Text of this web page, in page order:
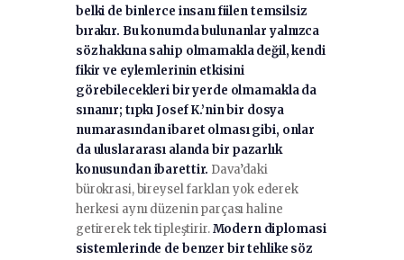
belki de binlerce insanı fiilen temsilsiz
bırakır. Bu konumda bulunanlar yalnızca
söz hakkına sahip olmamakla değil, kendi
fikir ve eylemlerinin etkisini
görebilecekleri bir yerde olmamakla da
sınanır; tıpkı Josef K.’nin bir dosya
numarasından ibaret olması gibi, onlar
da uluslararası alanda bir pazarlık
konusundan ibarettir. Dava’daki
bürokrasi, bireysel farkları yok ederek
herkesi aynı düzenin parçası haline
getirerek tek tipleştirir.Modern diplomasi
sistemlerinde de benzer bir tehlike söz